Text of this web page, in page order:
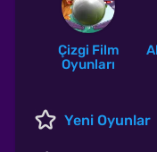
Çizgi Film
Oyunları
Yeni Oyunlar